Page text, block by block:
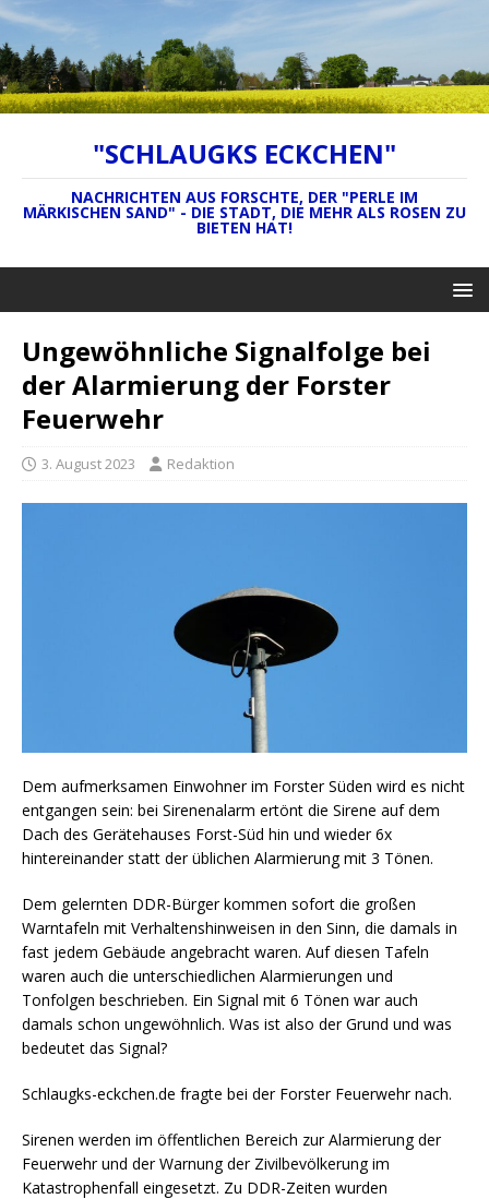
"SCHLAUGKS ECKCHEN"
NACHRICHTEN AUS FORSCHTE, DER "PERLE IM
MÄRKISCHEN SAND" - DIE STADT, DIE MEHR ALS ROSEN ZU
BIETEN HAT!
Ungewöhnliche Signalfolge bei
der Alarmierung der Forster
Feuerwehr
3. August 2023 Redaktion
Dem aufmerksamen Einwohner im Forster Süden wird es nicht
entgangen sein: bei Sirenenalarm ertönt die Sirene auf dem
Dach des Gerätehauses Forst-Süd hin und wieder 6x
hintereinander statt der üblichen Alarmierung mit 3 Tönen.
Dem gelernten DDR-Bürger kommen sofort die großen
Warntafeln mit Verhaltenshinweisen in den Sinn, die damals in
fast jedem Gebäude angebracht waren. Auf diesen Tafeln
waren auch die unterschiedlichen Alarmierungen und
Tonfolgen beschrieben. Ein Signal mit 6 Tönen war auch
damals schon ungewöhnlich. Was ist also der Grund und was
bedeutet das Signal?
Schlaugks-eckchen.de fragte bei der Forster Feuerwehr nach.
Sirenen werden im öffentlichen Bereich zur Alarmierung der
Feuerwehr und der Warnung der Zivilbevölkerung im
Katastrophenfall eingesetzt. Zu DDR-Zeiten wurden